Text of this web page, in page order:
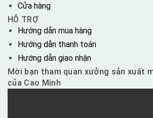
Cửa hàng
HỖ TRỢ
Hướng dẫn mua hàng
Hướng dẫn thanh toán
Hướng dẫn giao nhận
Mời bạn tham quan xưởng sản xuất
của Cao Minh